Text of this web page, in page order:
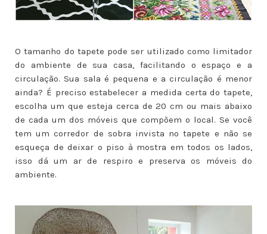
O tamanho do tapete pode ser utilizado como limitador
do ambiente de sua casa, facilitando o espaço e a
circulação. Sua sala é pequena e a circulação é menor
ainda? É preciso estabelecer a medida certa do tapete,
escolha um que esteja cerca de 20 cm ou mais abaixo
de cada um dos móveis que compõem o local. Se você
tem um corredor de sobra invista no tapete e não se
esqueça de deixar o piso à mostra em todos os lados,
isso dá um ar de respiro e preserva os móveis do
ambiente.